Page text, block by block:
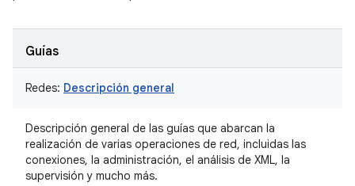
Guías
Redes: Descripción general
Descripción general de las guías que abarcan la
realización de varias operaciones de red, incluidas las
conexiones, la administración, el análisis de XML, la
supervisión y mucho más.